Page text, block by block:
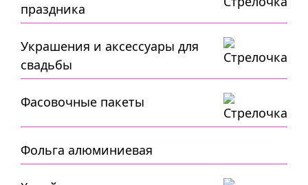
праздника
Украшения и аксессуары для
свадьбы
Фасовочные пакеты
Фольга алюминиевая